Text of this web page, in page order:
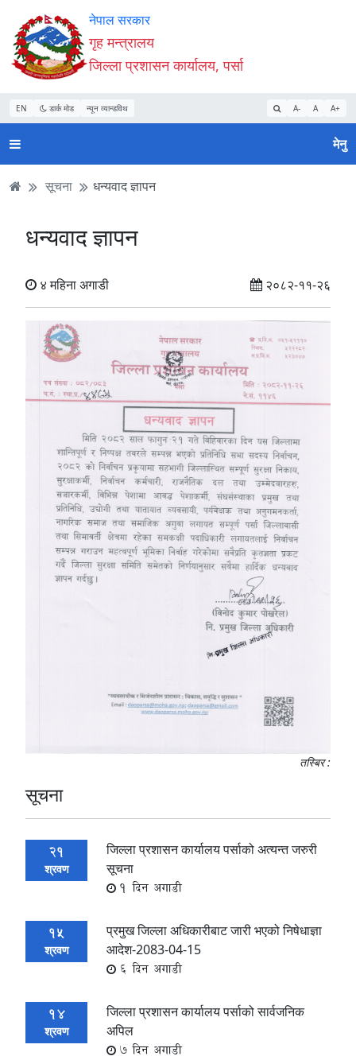
Accessibility
Mode
सुरु
गर्नुहोस्
सामाग्री
पढ्नुहाेस्
नेभिगेसन
पढ्नुहाेस्
वेबसाइट
खोजमा
जानुहोस्
नेपाल सरकार
गृह मन्त्रालय
जिल्ला प्रशासन कार्यालय, पर्सा
EN डार्क मोड न्यून व्यान्डविथ A- A A+
मेनु
सूचना धन्यवाद ज्ञापन
धन्यवाद ज्ञापन
४ महिना अगाडी २०८२-११-२६
तस्बिर :
सूचना
21
श्रवण
जिल्ला प्रशासन कार्यालय पर्साको अत्यन्त जरुरी
सूचना
1 दिन अगाडी
15
श्रवण
प्रमुख जिल्ला अधिकारीबाट जारी भएको निषेधाज्ञा
आदेश-2083-04-15
6 दिन अगाडी
14
श्रवण
जिल्ला प्रशासन कार्यालय पर्साको सार्वजनिक
अपिल
7 दिन अगाडी